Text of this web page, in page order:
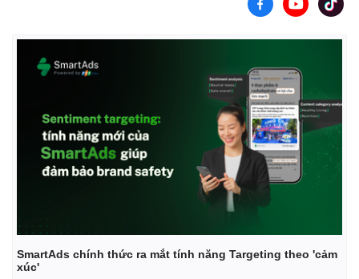
Infographic
SmartAds chính thức ra mắt tính năng Targeting theo 'cảm
xúc'